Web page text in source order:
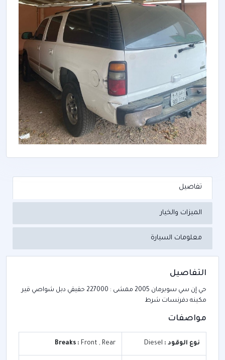
تفاصيل
الميزات والخيار
معلومات السيارة
التفاصيل
حي إن سي سوبرمان 2005 ممشى : 227000 حقيقي دبل شواصي قير
مكينه دفرنسات شرط
مواصفات
نوع الوقود : Breaks : Front , Rear